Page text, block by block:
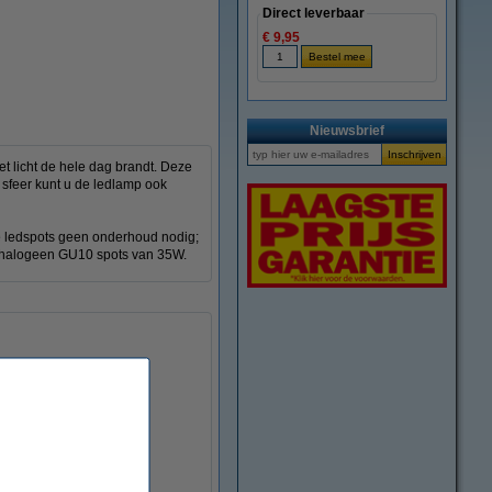
licht de hele dag brandt. Deze
kunt u de ledlamp ook
geen onderhoud nodig;
GU10 spots van 35W.
Direct leverbaar
€ 9,95
Nieuwsbrief